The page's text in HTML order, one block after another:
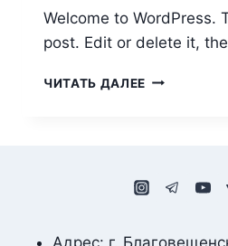
Welcome to WordPress.
post. Edit or delete it,
ЧИТАТЬ ДАЛЕЕ
Адрес: г.